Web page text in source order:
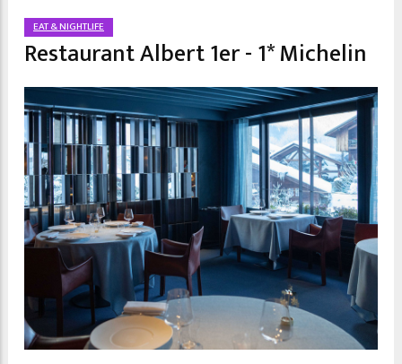
EAT & NIGHTLIFE
Restaurant Albert 1er - 1* Michelin